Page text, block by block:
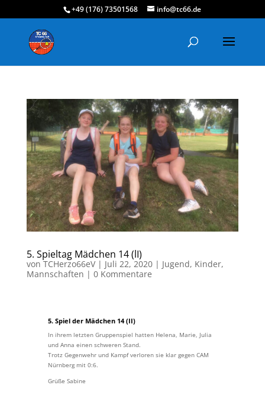
+49 (176) 73501568 info@tc66.de
5. Spieltag Mädchen 14 (lI)
vonTCHerzo66eV| Juli 22, 2020| Jugend, Kinder,
Mannschaften | 0 Kommentare
5. Spiel der Mädchen 14 (II)
In ihrem letzten Gruppenspiel hatten Helena, Marie, Julia
und Anna einen schweren Stand.
Trotz Gegenwehr und Kampf verloren sie klar gegen CAM
Nürnberg mit 0:6.
Grüße Sabine